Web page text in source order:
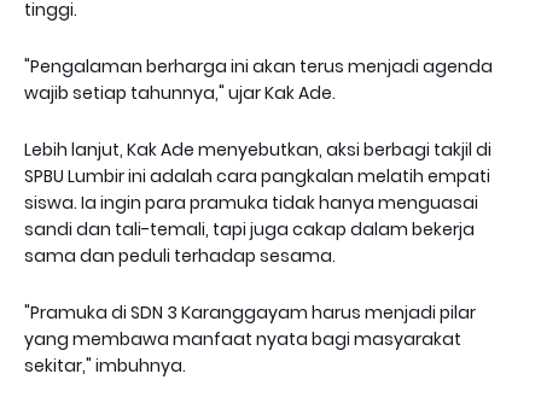
tinggi.
"Pengalaman berharga ini akan terus menjadi agenda
wajib setiap tahunnya," ujar Kak Ade.
Lebih lanjut, Kak Ade menyebutkan, aksi berbagi takjil di
SPBU Lumbir ini adalah cara pangkalan melatih empati
siswa. Ia ingin para pramuka tidak hanya menguasai
sandi dan tali-temali, tapi juga cakap dalam bekerja
sama dan peduli terhadap sesama.
"Pramuka di SDN 3 Karanggayam harus menjadi pilar
yang membawa manfaat nyata bagi masyarakat
sekitar," imbuhnya.